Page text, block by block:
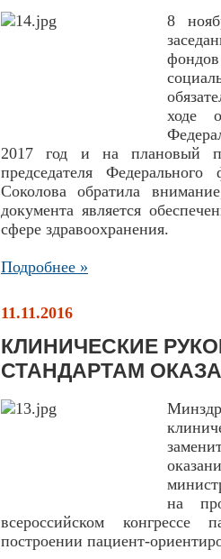
8
ходе
2017 год и на плановый
председателя
Соколова обратила
документа является
сфере здравоохранения.
Подробнее »
11.11.2016
КЛИНИЧЕСКИЕ
СТАНДАРТАМ
на
всероссийском
построении пациент-